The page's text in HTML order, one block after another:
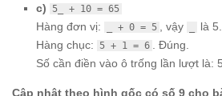
c) 5_ + 10 = 65
Hàng đơn vị: _ + 0 = 5 , vậy
là 5.
Hàng chục:
5 + 1 = 6
. Đúng.
Số cần điền vào ô trống lần lượt là: 5.
Cập nhật theo hình gốc có số 9 cho